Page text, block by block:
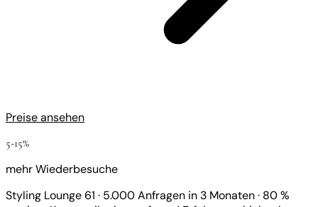
Preise ansehen
5-15%
mehr Wiederbesuche
Styling Lounge 61 · 5.000 Anfragen in 3 Monaten· 80 %